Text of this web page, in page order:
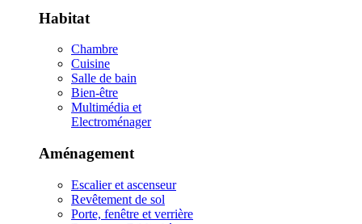
Habitat
Chambre
Cuisine
Salle de bain
Bien-être
Multimédia et
Electroménager
Aménagement
Escalier et ascenseur
Revêtement de sol
Porte, fenêtre et verrière